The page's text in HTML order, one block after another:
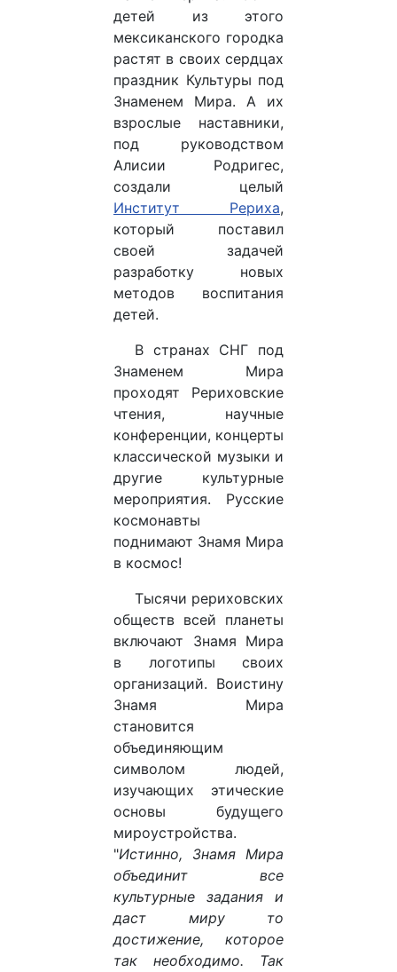
детей из этого
мексиканского городка
растят в своих сердцах
праздник Культуры под
Знаменем Мира. А их
взрослые наставники,
под руководством
Алисии Родригес,
создали целый
Институт Рериха,
который поставил
своей задачей
разработку новых
методов воспитания
детей.
В странах СНГ под
Знаменем Мира
проходят Рериховские
чтения, научные
конференции, концерты
классической музыки и
другие культурные
мероприятия. Русские
космонавты
поднимают Знамя Мира
в космос!
Тысячи рериховских
обществ всей планеты
включают Знамя Мира
в логотипы своих
организаций. Воистину
Знамя Мира
становится
объединяющим
символом людей,
изучающих этические
основы будущего
мироустройства.
"Истинно, Знамя Мира
объединит все
культурные задания и
даст миру то
достижение, которое
так необходимо. Так